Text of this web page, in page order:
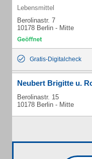
Lebensmittel
Berolinastr. 7
10178 Berlin - Mitte
Gratis-Digitalcheck
Neubert Brigitte u.
Berolinastr. 15
10178 Berlin - Mitte